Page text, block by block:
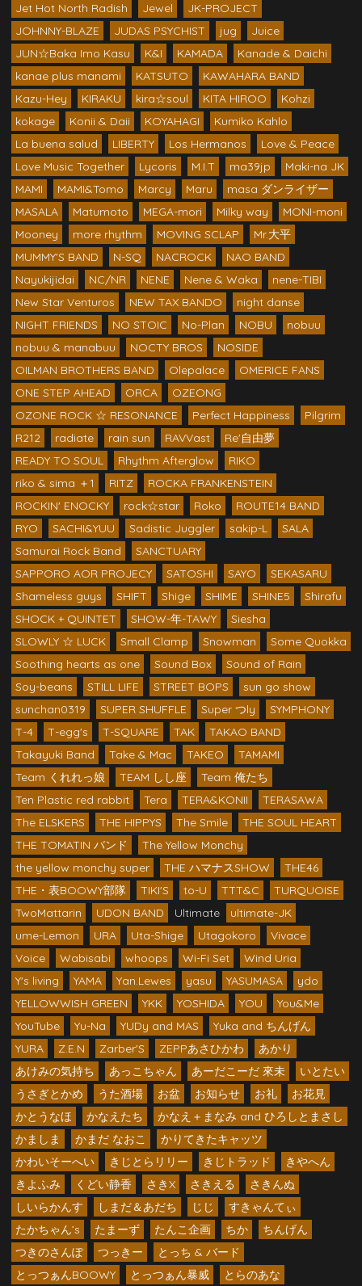
Jet Hot North Radish
Jewel
JK-PROJECT
JOHNNY-BLAZE
JUDAS PSYCHIST jug
Juice
JUN☆Baka Imo Kasu
K&I KAMADA
Kanade & Daichi
kanae plus manami
KATSUTO
KAWAHARA BAND
Kazu-Hey
KIRAKU kira☆soul KITA HIROO
Kohzi
kokage
Konii & Daii KOYAHAGI
Kumiko Kahlo
La buena salud
LIBERTY Los Hermanos
Love & Peace
Love Music Together
Lycoris M.I.T ma39jp
Maki-na JK
MAMI
MAMI&Tomo Marcy Maru
masa ダンライザー
MASALA
Matumoto MEGA-mori Milky way
MONI-moni
Mooney
more rhythm MOVING SCLAP
Mr.大平
MUMMY'S BAND
N-SQ NACROCK
NAO BAND
Nayukijidai
NC/NR NENE Nene & Waka
nene-TIBI
New Star Venturos
NEW TAX BANDO
night danse
NIGHT FRIENDS
NO STOIC No-Plan NOBU
nobuu
nobuu & manabuu
NOCTY BROS
NOSIDE
OILMAN BROTHERS BAND
Olepalace
OMERICE FANS
ONE STEP AHEAD
ORCA
OZEONG
OZONE ROCK ☆ RESONANCE
Perfect Happiness
Pilgrim
R212
radiate rain sun RAVVast
Re'自由夢
READY TO SOUL
Rhythm Afterglow
RIKO
riko & sima ＋1
RITZ
ROCKA FRANKENSTEIN
ROCKIN' ENOCKY
rock☆star Roko
ROUTE14 BAND
RYO
SACHI&YUU Sadistic Juggler sakip-L
SALA
Samurai Rock Band
SANCTUARY
SAPPORO AOR PROJECY
SATOSHI SAYO
SEKASARU
Shameless guys
SHIFT Shige SHIME SHINE5
Shirafu
SHOCK + QUINTET
SHOW-年-TAWY
Siesha
SLOWLY ☆ LUCK
Small Clamp Snowman
Some Quokka
Soothing hearts as one
Sound Box
Sound of Rain
Soy-beans
STILL LIFE STREET BOPS
sun go show
sunchan0319
SUPER SHUFFLE Super つly
SYMPHONY
T-4
T-egg's T-SQUARE TAK
TAKAO BAND
Takayuki Band
Take & Mac TAKEO
TAMAMI
Team くれれっ娘
TEAM しし座
Team 俺たち
Ten Plastic red rabbit
Tera TERA&KONII
TERASAWA
The ELSKERS
THE HIPPYS The Smile
THE SOUL HEART
THE TOMATIN バンド
The Yellow Monchy
the yellow monchy super
THE ハマナスSHOW
THE46
THE・表BOOWY部隊
TIKI'S to-U TTT&C
TURQUOISE
TwoMattarin
UDON BAND Ultimate
ultimate-JK
ume-Lemon
URA Uta-Shige Utagokoro
Vivace
Voice
Wabisabi whoops Wi-Fi Set
Wind Uria
Y's living
YAMA Yan.Lewes yasu YASUMASA
ydo
YELLOWWISH GREEN
YKK YOSHIDA YOU
You&Me
YouTube
Yu-Na YUDy and MAS
Yuka and ちんげん
YURA
Z.E.N Zarber'S ZEPPあさひかわ
あかり
あけみの気持ち
あっこちゃん あーだこーだ 來未
いとたい
うさぎとかめ
うた酒場 お盆 お知らせ お礼
お花見
かとうなほ
かなえたち
かなえ＋まなみ and ひろしとまさし
かましま
かまだ なおこ
かりてきたキャッツ
かわいそーへい
きじとらリリー きじトラッド
きやへん
きよふみ
くどい静香 さきX さきえる
さきんぬ
しいらかんす
しまだ＆あだち じじ
すきゃんてぃ
たかちゃん’s
たまーず たんこ企画 ちか
ちんげん
つきのさんぽ
つっきー
とっち & バード
とっつぁんBOOWY
とっつぁん暴威 とらのあな